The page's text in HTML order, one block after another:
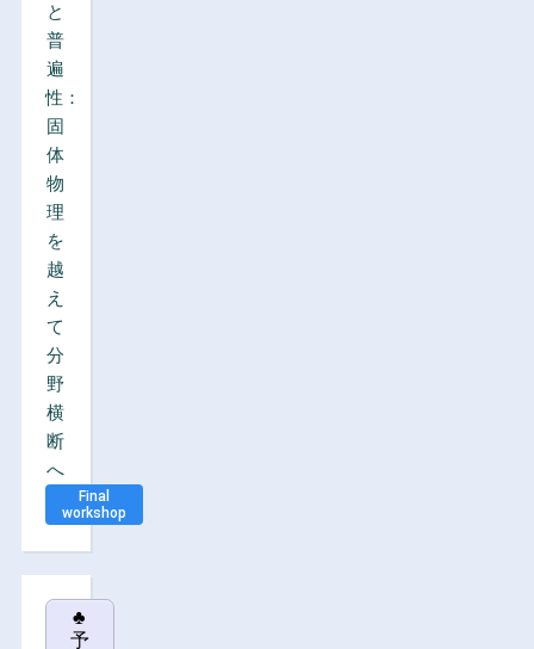
と
普
遍
性：
固
体
物
理
を
越
え
て
分
野
横
断
へ
Final
workshop
♣
予